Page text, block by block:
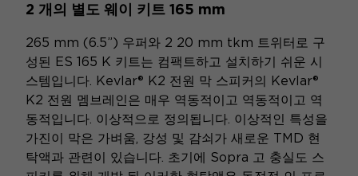
2 개의 별도 웨이 키트 165 mm
265 mm (6.5”) 우퍼와 2 20 mm tkm 트위터로 구
성된 ES 165 K 키트는 컴팩트하고 설치하기 쉬운 시
스템입니다. Kevlar® K2 전원 막 스피커의 Kevlar®
K2 전원 멤브레인은 매우 역동적이고 역동적이고 역
동적입니다. 이상적으로 정의됩니다. 이상적인 특성을
가진이 막은 가벼움, 강성 및 감쇠가 새로운 TMD 현
탁액과 관련이 있습니다. 초기에 Sopra 고 충실도 스